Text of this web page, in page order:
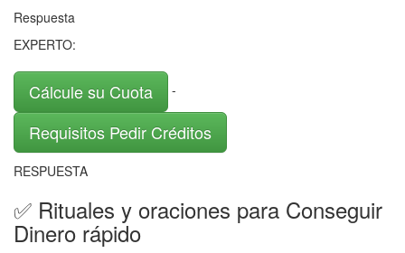
Respuesta
EXPERTO:
Cálcule su Cuota -
Requisitos Pedir Créditos
RESPUESTA
✅ Rituales y oraciones para Conseguir
Dinero rápido